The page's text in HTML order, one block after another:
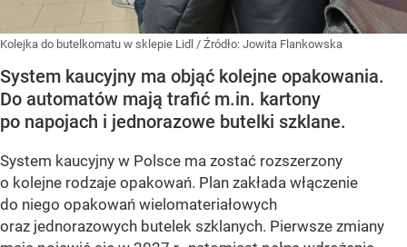
Kolejka do butelkomatu w sklepie Lidl / Źródło: Jowita Flankowska
System kaucyjny ma objąć kolejne opakowania.
Do automatów mają trafić m.in. kartony
po napojach i jednorazowe butelki szklane.
System kaucyjny w Polsce ma zostać rozszerzony
o kolejne rodzaje opakowań. Plan zakłada włączenie
do niego opakowań wielomateriałowych
oraz jednorazowych butelek szklanych. Pierwsze zmiany